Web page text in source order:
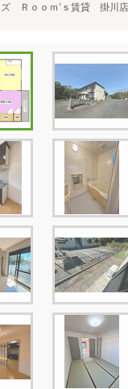
ズ Ｒｏｏｍ’ｓ賃貸 掛川店